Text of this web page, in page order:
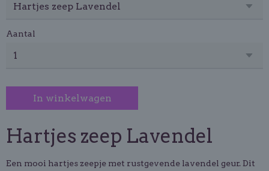
Aantal
In winkelwagen
Hartjes zeep Lavendel
Een mooi hartjes zeepje met rustgevende lavendel geur. Dit